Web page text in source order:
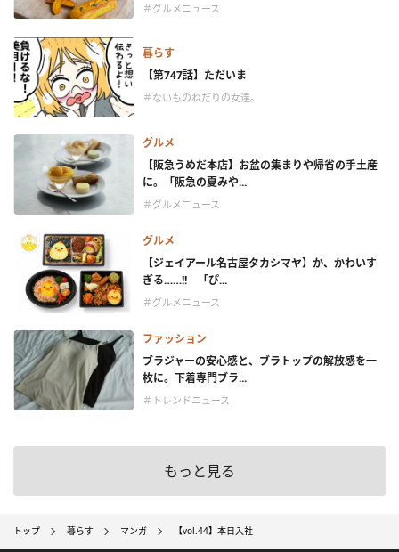
＃グルメニュース
暮らす
【第747話】ただいま
＃ないものねだりの女達。
グルメ
【阪急うめだ本店】お盆の集まりや帰省の手土産
に。「阪急の夏みや...
＃グルメニュース
グルメ
【ジェイアール名古屋タカシマヤ】か、かわいす
ぎる……!! 「ぴ...
＃グルメニュース
ファッション
ブラジャーの安心感と、ブラトップの解放感を一
枚に。下着専門ブラ...
＃トレンドニュース
もっと見る
トップ 暮らす マンガ 【vol.44】本日入社